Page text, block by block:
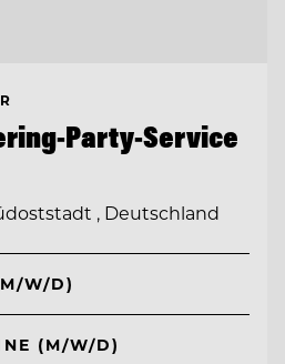
Party-Service
, Deutschland
W/D)
(M/W/D)